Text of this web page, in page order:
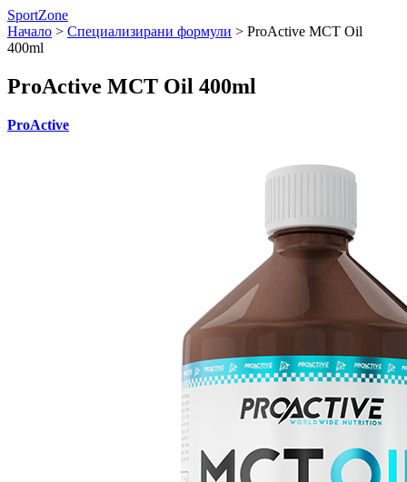
SportZone
Начало > Специализирани формули > ProActive MCT Oil
400ml
ProActive MCT Oil 400ml
ProActive